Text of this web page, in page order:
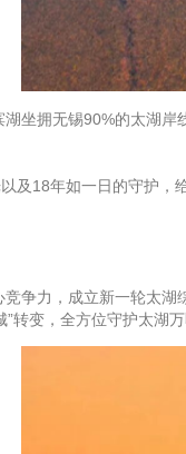
拥无锡90%的太湖岸
18年如一日的守护，
力，成立新一轮太湖
”转变，全方位守护太湖